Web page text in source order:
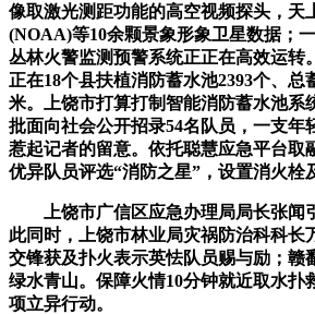
像取激光测距功能的高空视频探头，天
(NOAA)等10余颗景象形象卫星数据；
丛林火警监测预警系统正正在高效运转
正在18个县扶植消防蓄水池2393个、总
米。上饶市打算打制智能消防蓄水池系
批面向社会公开招录54名队员，一支年
惹起记者的留意。依托聪慧应急平台取
优异队员评选“消防之星”，设置消火栓
上饶市广信区应急办理局局长张闻
此同时，上饶市林业局灾祸防治科科长
交锋获及扑火表示英怯队员赐与励；赣
绿水青山。保障火情10分钟就近取水扑
项立异行动。